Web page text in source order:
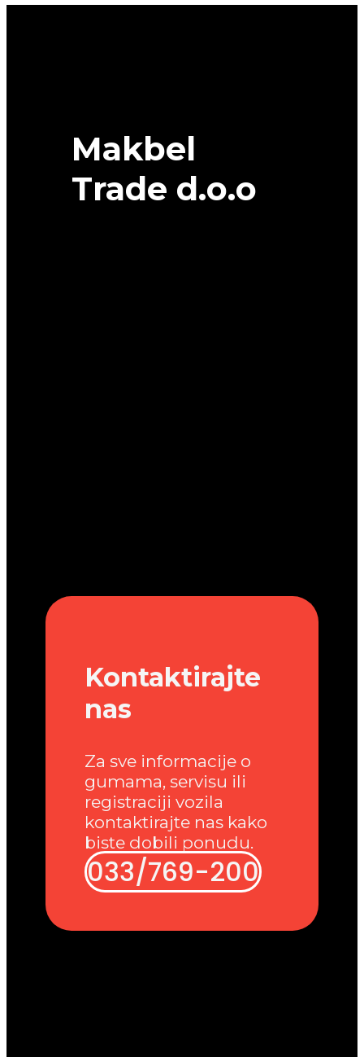
Makbel
Trade d.o.o
Kontaktirajte
nas
Za sve informacije o
gumama, servisu ili
registraciji vozila
kontaktirajte nas kako
biste dobili ponudu.
033/769-200